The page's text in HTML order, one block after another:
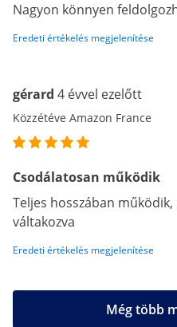
Nagyon könnyen
Eredeti értékelés megjelenítése
gérard 4 évvel ezelőtt
Közzétéve Amazon France
Csodálatosan működik
Teljes hosszában
váltakozva
Eredeti értékelés megjelenítése
Még több